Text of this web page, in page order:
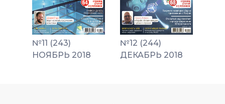
№11 (243)
НОЯБРЬ 2018
№12 (244)
ДЕКАБРЬ 2018